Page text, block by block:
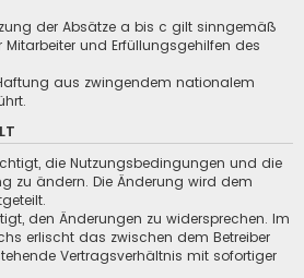
der Absätze a bis c gilt sinngemäß
und Erfüllungsgehilfen des
aus zwingendem nationalem
die Nutzungsbedingungen und die
zu ändern. Die Änderung wird dem
den Änderungen zu widersprechen. Im
erlischt das zwischen dem Betreiber
Vertragsverhältnis mit sofortiger